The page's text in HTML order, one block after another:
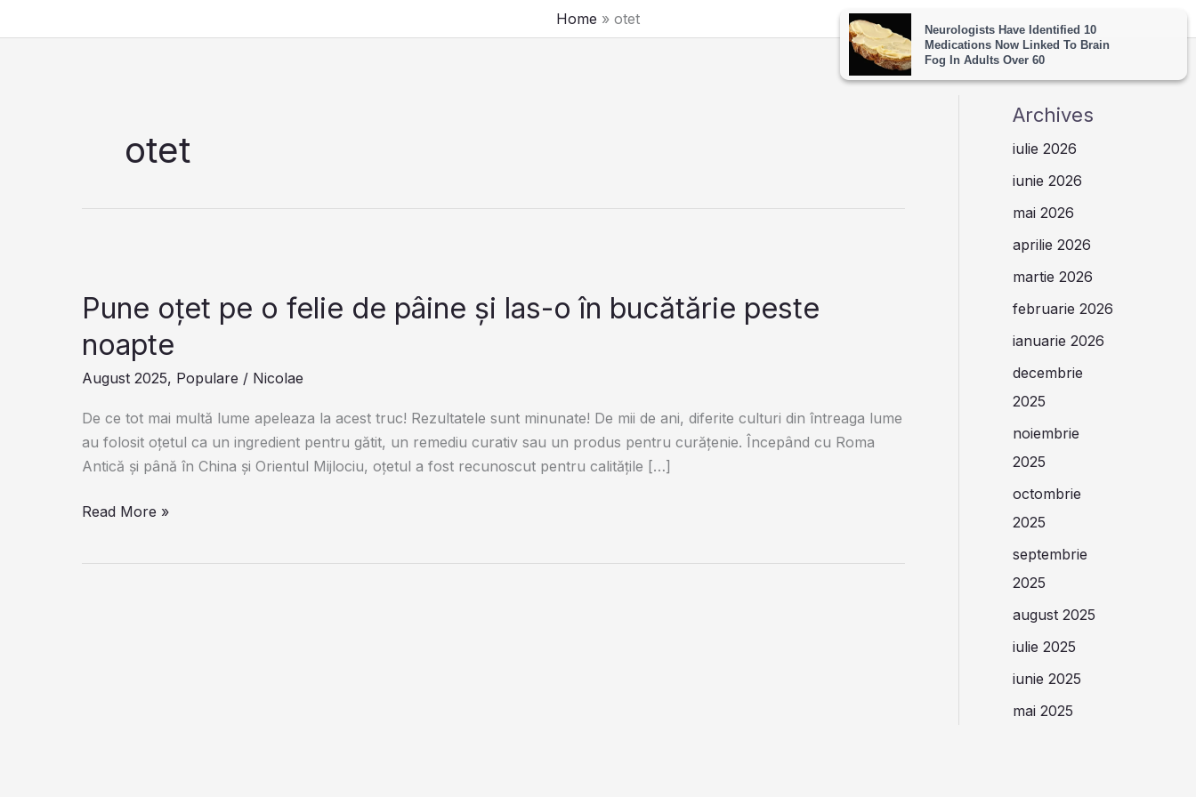
to
Home otet
otet
Pune oțet pe o felie de pâine și las-o în bucătărie peste
noapte
August 2025, Populare / Nicolae
De ce tot mai multă lume apeleaza la acest truc! Rezultatele sunt minunate! De mii de ani, diferite culturi din întreaga lume
au folosit oţetul ca un ingredient pentru gătit, un remediu curativ sau un produs pentru curăţenie. Începând cu Roma
Antică şi până în China şi Orientul Mijlociu, oţetul a fost recunoscut pentru calităţile […]
Pune
Read More »
Archives
iulie 2026
iunie 2026
mai 2026
aprilie 2026
martie 2026
februarie 2026
ianuarie 2026
decembrie
2025
noiembrie
2025
octombrie
2025
septembrie
2025
august 2025
iulie 2025
iunie 2025
mai 2025